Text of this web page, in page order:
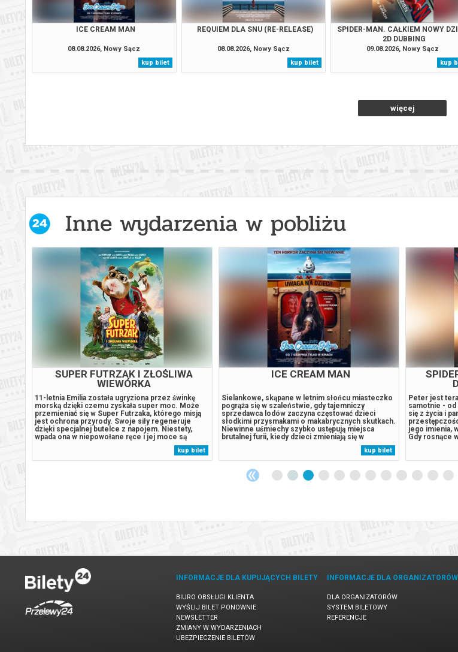
ICE CREAM MAN
08.08.2026, Nowy Sącz
kup bilet
REQUIEM DLA SNU (RE-RELEASE)
08.08.2026, Nowy Sącz
kup bilet
SPIDER-MAN. CAŁKIEM NOWY
2D DUBBING
09.08.2026, Nowy Sącz
kup
więcej
Inne wydarzenia w pobliżu
i
SUPER FUTRZAK I ZŁOŚLIWA
WIEWÓRKA
11-letnia Emilia została ugryziona przez świnkę
morską dzięki czemu zyskała super moc. Może
przemieniać się w Super Futrzaka, którego misją
jest ochrona przyrody. Swoje siły regeneruje
dzięki specjalnej butelce z napojem. Niestety,
wpada ona w niepowołane ręce i jej moce są
zagrożone. Emilia będzie musiała nauczyć się
sobie radzić bez magii. Szybko przekona się, że
każdy może być superbohaterem. Oryginalny...
kup bilet
ICE CREAM MAN
Sielankowe, skąpane w letnim słońcu miasteczko
pogrąża się w szaleństwie, gdy tajemniczy
sprzedawca lodów zaczyna częstować dzieci
słodkimi przysmakami o makabrycznych skutkach.
Niewinne uśmiechy szybko ustępują miejsca
brutalnej furii, kiedy dzieci zmieniają się w
bezlitosnych łowców dorosłych. Troje młodych
bohaterów, którym cudem udaje się uniknąć klątwy,
podejmuje desperacki wyścig z czasem, by...
kup bilet
Peter jest
samotnie - od
się z życia i
jego imienia,
Gdy rosnące
presja
która
niepokojący...
INFORMACJE DLA KUPUJĄCYCH BILETY
BIURO OBSŁUGI KLIENTA
WYŚLIJ BILET PONOWNIE
NEWSLETTER
ZMIANY W WYDARZENIACH
UBEZPIECZENIE BILETÓW
INFORMACJE DLA ORGANIZATORÓW
DLA ORGANIZATORÓW
SYSTEM BILETOWY
REFERENCJE